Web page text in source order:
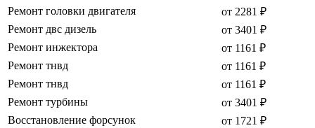
Ремонт головки двигателя
от 2281 ₽
Ремонт двс дизель
от 3401 ₽
Ремонт инжектора
от 1161 ₽
Ремонт тнвд
от 1161 ₽
Ремонт тнвд
от 1161 ₽
Ремонт турбины
от 3401 ₽
Восстановление форсунок
от 1721 ₽